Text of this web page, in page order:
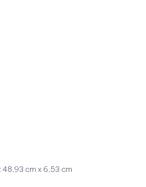
48,93 cm x 6,53 cm